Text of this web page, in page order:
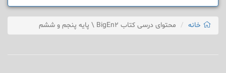
خانه محتوای درسی کتاب BigEn2 \ پایه پنجم و ششم